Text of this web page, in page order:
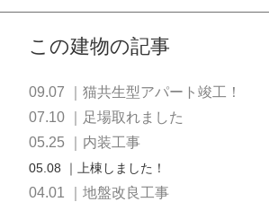
この建物の記事
09.07 ｜猫共生型アパート竣工！
07.10 ｜足場取れました
05.25 ｜内装工事
05.08 ｜上棟しました！
04.01 ｜地盤改良工事